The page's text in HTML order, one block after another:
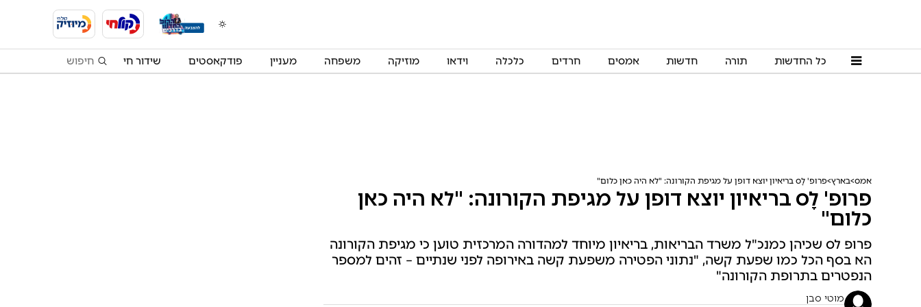
כל החדשות תורה חדשות אמסים חרדים כלכלה וידאו מוזיקה משפחה מעניין פודקאסטים שידור חי
אמס בארץ פרופ' לָס בריאיון יוצא דופן על מגיפת הקורונה: "לא היה כאן כלום"
פרופ' לָס בריאיון יוצא דופן על מגיפת הקורונה: "לא היה כאן
כלום"
פרופ לס שכיהן כמנכ"ל משרד הבריאות, בריאיון מיוחד למהדורה המרכזית טוען כי מגיפת הקורונה
הא בסף הכל כמו שפעת קשה, "נתוני הפטירה משפעת קשה באירופה לפני שנתיים – זהים למספר
הנפטרים בתרופת הקורונה"
מוטי סבן